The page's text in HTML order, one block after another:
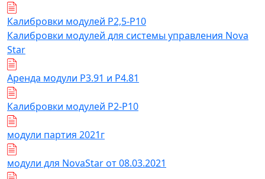
Калибровки модулей Р2,5-Р10
Калибровки модулей для системы управления Nova
Star
Аренда модули Р3.91 и Р4.81
Калибровки модулей Р2-Р10
модули партия 2021г
модули для NovaStar от 08.03.2021